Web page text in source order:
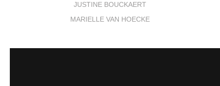
JUSTINE BOUCKAERT
MARIELLE VAN HOECKE